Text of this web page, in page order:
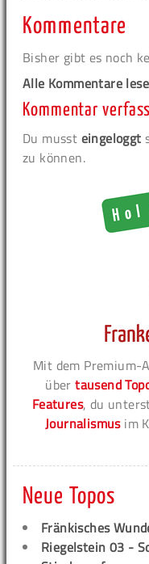
Kommentare
Bisher gibt es noch
Alle Kommentare
Kommentar
Du musst eingeloggt
zu können.
Mit dem Premium-
übertausend
Features, du
Journalismusim
Neue Topos
Fränkisches
Riegelstein 03 -